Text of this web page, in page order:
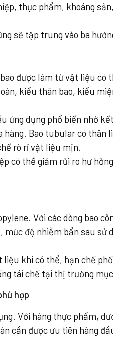
thực phẩm, khoáng
sẽ tập trung vào ba
được làm từ vật liệu
kiểu thân bao, kiểu
ứng dụng phổ biến nhờ
Bao tubular có thân
rò rỉ vật liệu mịn.
có thể giảm rủi ro hư
Với các dòng bao
độ nhiễm bẩn sau sử
khi có thể, hạn chế
tái chế tại thị trường
hợp
Với hàng thực phẩm,
cần được ưu tiên hàng